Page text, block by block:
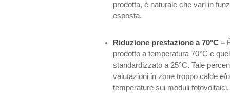
prodotta, è naturale che vari in
esposta.
Riduzione prestazione a 70°C –
prodotto a temperatura 70°C e
standardizzato a 25°C. Tale
valutazioni in zone troppo calde e/
temperature sui moduli fotovoltaici.